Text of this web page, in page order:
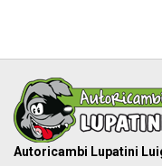
Autoricambi Lupatini